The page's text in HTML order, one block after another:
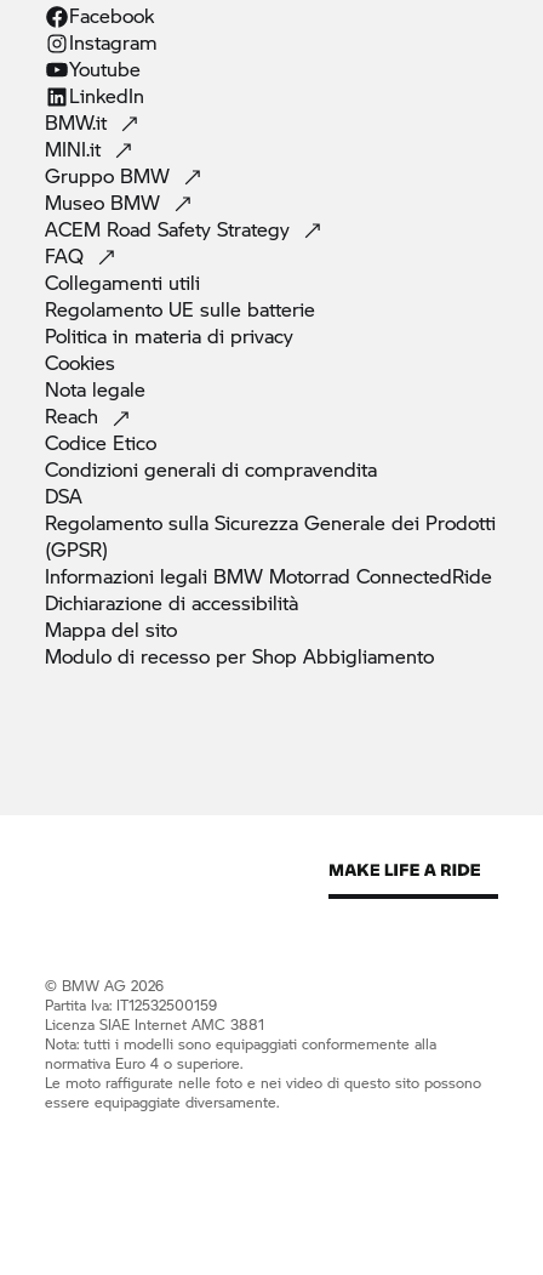
Facebook
Instagram
Youtube
LinkedIn
BMW.it
MINI.it
Gruppo BMW
Museo BMW
ACEM Road SafetyStrategy
FAQ
Collegamenti utili
Regolamento UE sulle batterie
Politica in materia di privacy
Cookies
Nota legale
Reach
Codice Etico
Condizioni generali dicompravendita
DSA
Regolamento sulla Sicurezza Generale dei Prodotti
(GPSR)
Informazioni legali BMW Motorrad ConnectedRide
Dichiarazione diaccessibilità
Mappa delsito
Modulo di recesso per ShopAbbigliamento
© BMW AG 2026
Partita Iva: IT12532500159
Licenza SIAE Internet AMC 3881
Nota: tutti i modelli sono equipaggiati conformemente alla
normativa Euro 4 o superiore.
Le moto raffigurate nelle foto e nei video di questo sito possono
essere equipaggiate diversamente.